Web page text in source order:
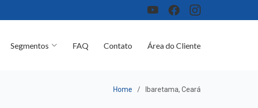
Segmentos FAQ Contato Área do Cliente
Home Ibaretama, Ceará